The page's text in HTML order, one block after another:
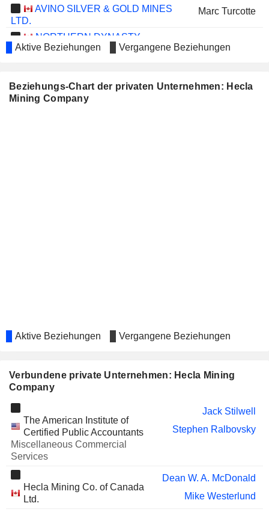
AVINO SILVER & GOLD MINES
LTD.
Marc Turcotte
NORTHERN DYNASTY
MINERALS LTD.
HIGHCLIFF METALS CORP.
A. Lamar Long
CORPORATION
FIRST MAJESTIC SILVER
REVIVAL GOLD INC.
Wei Ying Zhu
DATELINE RESOURCES
LIMITED
Phillips Baker
INTEGRA RESOURCES CORP.
Robert Krcmarov
EQUINOX GOLD CORP.
Robert Krcmarov
Aktive Beziehungen Vergangene Beziehungen
Beziehungs-Chart der privaten Unternehmen: Hecla
Mining Company
Aktive Beziehungen Vergangene Beziehungen
Verbundene private Unternehmen: Hecla Mining
Company
The American Institute of
Certified Public Accountants
Miscellaneous Commercial
Services
Jack Stilwell
Stephen Ralbovsky
Hecla Mining Co. of Canada
Ltd.
Dean W. A. McDonald
Mike Westerlund